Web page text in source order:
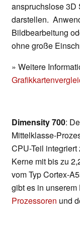
anspruchslose 3D
darstellen.
Bildbearbeitung
ohne große
» Weitere
Dimensity 700:
Mittelklasse-
CPU-Teil
Kerne mit bis zu
vom Typ Cortex-
gibt es in
Prozessoren und